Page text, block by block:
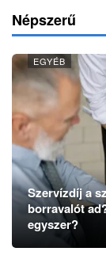
Népszerű
EGYÉB
Szervízdíj a
borravalót
egyszer?